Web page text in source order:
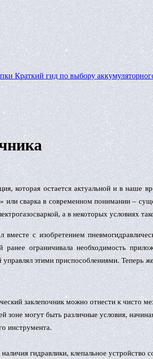
Краткий гид по выбору
которая остается актуальной и в наше
или сварка в современном понимании –
а в некоторых условиях
с изобретением
ранее ограничивала необходимость
этими приспособлениями. Теперь
заклепочник можно отнести к чисто
зоне могут быть различные условия,
инструмента.
гидравлики, клепальное устройство